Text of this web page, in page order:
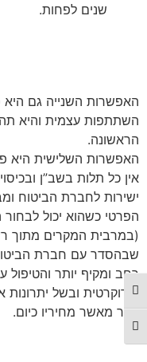
מתג ניגודיות גבוהה
מתג גודל גופן
שנים לפחות.
האפשרות השנייה גם
השתתפות עצמית והיא
הראשונה.
האפשרות השלישית היא
אין כל תלות בשב”ן
ישירות לחברת הביטוח
הפרטי כשהוא יכול לבחור
(במרבית המקרים מתוך
שבהסדר עם חברת
רחב ומקיף יותר
בירוקרטית ובשל יתרונות
יותר מאשר מחיריו כיום.